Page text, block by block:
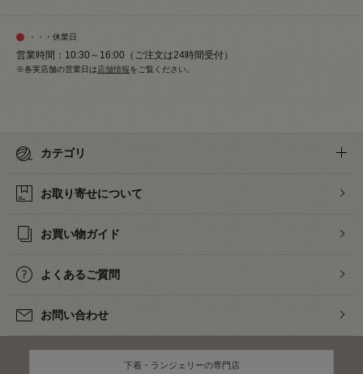
・・・休業日
営業時間：10:30～16:00（ご注文は24時間受付）
※各実店舗の営業日は 店舗情報をご覧ください。
カテゴリ
お取り寄せについて
お買い物ガイド
よくあるご質問
お問い合わせ
下着・ランジェリーの専門店